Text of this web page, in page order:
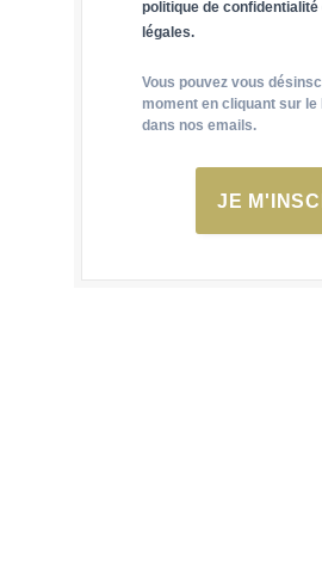
politique de confidentialité
légales.
Vous pouvez vous
moment en cliquant sur le
dans nos emails.
JE